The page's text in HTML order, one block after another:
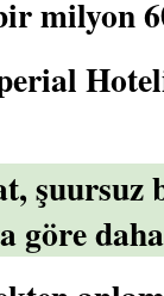
milyon
şuursuz
göre